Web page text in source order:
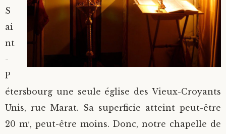
S
ai
nt
-
P
étersbourg une seule église des Vieux-Croyants
Unis, rue Marat. Sa superficie atteint peut-être
20 m², peut-être moins. Donc, notre chapelle de